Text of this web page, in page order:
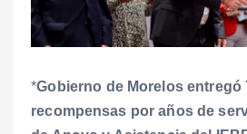
*Gobierno de Morelos entregó
recompensas por años de